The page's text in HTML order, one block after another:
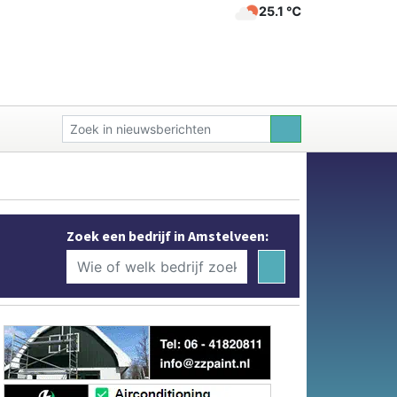
25.1 ℃
Zoek een bedrijf in Amstelveen: